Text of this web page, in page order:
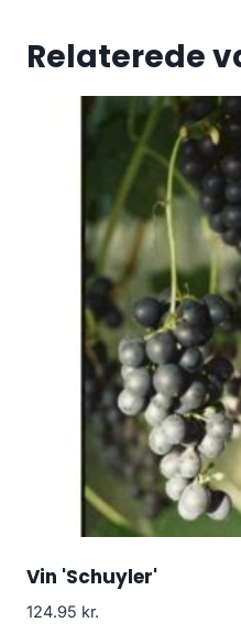
Relaterede
Vin 'Schuyler'
124.95 kr.